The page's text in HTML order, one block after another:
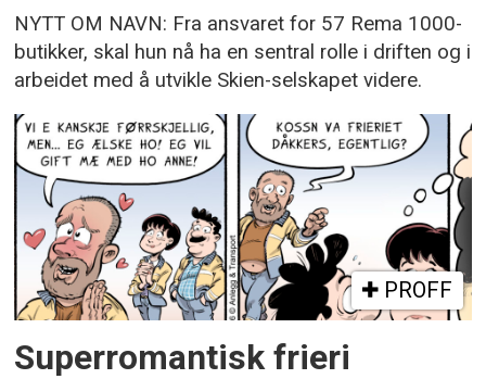
NYTT OM NAVN: Fra ansvaret for 57 Rema 1000-
butikker, skal hun nå ha en sentral rolle i driften og i
arbeidet med å utvikle Skien-selskapet videre.
PROFF
Superromantisk frieri